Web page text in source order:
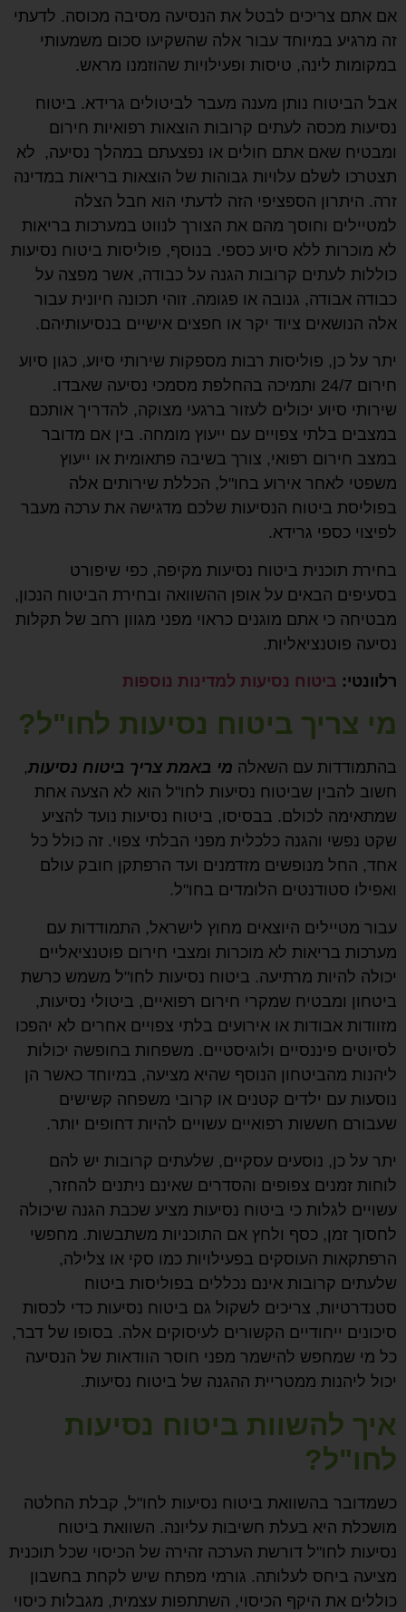
אם אתם צריכים לבטל את הנסיעה מסיבה מכוסה. לדעתי
זה מרגיע במיוחד עבור אלה שהשקיעו סכום משמעותי
במקומות לינה, טיסות ופעילויות שהוזמנו מראש.
אבל הביטוח נותן מענה מעבר לביטולים גרידא. ביטוח
נסיעות מכסה לעתים קרובות הוצאות רפואיות חירום
ומבטיח שאם אתם חולים או נפצעתם במהלך נסיעה, לא
תצטרכו לשלם עלויות גבוהות של הוצאות בריאות במדינה
זרה. היתרון הספציפי הזה לדעתי הוא חבל הצלה
למטיילים וחוסך מהם את הצורך לנווט במערכות בריאות
לא מוכרות ללא סיוע כספי. בנוסף, פוליסות ביטוח נסיעות
כוללות לעתים קרובות הגנה על כבודה, אשר מפצה על
כבודה אבודה, גנובה או פגומה. זוהי תכונה חיונית עבור
אלה הנושאים ציוד יקר או חפצים אישיים בנסיעותיהם.
יתר על כן, פוליסות רבות מספקות שירותי סיוע, כגון סיוע
חירום 24/7 ותמיכה בהחלפת מסמכי נסיעה שאבדו.
שירותי סיוע יכולים לעזור ברגעי מצוקה, להדריך אותכם
במצבים בלתי צפויים עם ייעוץ מומחה. בין אם מדובר
במצב חירום רפואי, צורך בשיבה פתאומית או ייעוץ
משפטי לאחר אירוע בחו"ל, הכללת שירותים אלה
בפוליסת ביטוח הנסיעות שלכם מדגישה את ערכה מעבר
לפיצוי כספי גרידא.
בחירת תוכנית ביטוח נסיעות מקיפה, כפי שיפורט
בסעיפים הבאים על אופן ההשוואה ובחירת הביטוח הנכון,
מבטיחה כי אתם מוגנים כראוי מפני מגוון רחב של תקלות
נסיעה פוטנציאליות.
רלוונטי: ביטוח נסיעות למדינות נוספות
מי צריך ביטוח נסיעות לחו"ל?
בהתמודדות עם השאלה מי באמת צריך ביטוח נסיעות,
חשוב להבין שביטוח נסיעות לחו"ל הוא לא הצעה אחת
שמתאימה לכולם. בבסיסו, ביטוח נסיעות נועד להציע
שקט נפשי והגנה כלכלית מפני הבלתי צפוי. זה כולל כל
אחד, החל מנופשים מזדמנים ועד הרפתקן חובק עולם
ואפילו סטודנטים הלומדים בחו"ל.
עבור מטיילים היוצאים מחוץ לישראל, התמודדות עם
מערכות בריאות לא מוכרות ומצבי חירום פוטנציאליים
יכולה להיות מרתיעה. ביטוח נסיעות לחו"ל משמש כרשת
ביטחון ומבטיח שמקרי חירום רפואיים, ביטולי נסיעות,
מזוודות אבודות או אירועים בלתי צפויים אחרים לא יהפכו
לסיוטים פיננסיים ולוגיסטיים. משפחות בחופשה יכולות
ליהנות מהביטחון הנוסף שהיא מציעה, במיוחד כאשר הן
נוסעות עם ילדים קטנים או קרובי משפחה קשישים
שעבורם חששות רפואיים עשויים להיות דחופים יותר.
יתר על כן, נוסעים עסקיים, שלעתים קרובות יש להם
לוחות זמנים צפופים והסדרים שאינם ניתנים להחזר,
עשויים לגלות כי ביטוח נסיעות מציע שכבת הגנה שיכולה
לחסוך זמן, כסף ולחץ אם התוכניות משתבשות. מחפשי
הרפתקאות העוסקים בפעילויות כמו סקי או צלילה,
שלעתים קרובות אינם נכללים בפוליסות ביטוח
סטנדרטיות, צריכים לשקול גם ביטוח נסיעות כדי לכסות
סיכונים ייחודיים הקשורים לעיסוקים אלה. בסופו של דבר,
כל מי שמחפש להישמר מפני חוסר הוודאות של הנסיעה
יכול ליהנות ממטריית ההגנה של ביטוח נסיעות.
איך להשוות ביטוח נסיעות
לחו"ל?
כשמדובר בהשוואת ביטוח נסיעות לחו"ל, קבלת החלטה
מושכלת היא בעלת חשיבות עליונה. השוואת ביטוח
נסיעות לחו"ל דורשת הערכה זהירה של הכיסוי שכל תוכנית
מציעה ביחס לעלותה. גורמי מפתח שיש לקחת בחשבון
כוללים את היקף הכיסוי, השתתפות עצמית, מגבלות כיסוי